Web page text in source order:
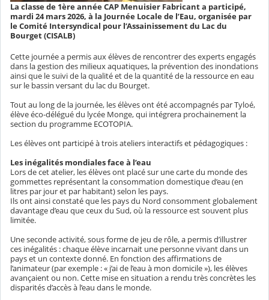
La classe de 1ère année CAP Menuisier Fabricant a participé,
mardi 24 mars 2026, à la Journée Locale de l’Eau, organisée par
le Comité Intersyndical pour l’Assainissement du Lac du
Bourget (CISALB)
Cette journée a permis aux élèves de rencontrer des experts engagés
dans la gestion des milieux aquatiques, la prévention des inondations
ainsi que le suivi de la qualité et de la quantité de la ressource en eau
sur le bassin versant du lac du Bourget.
Tout au long de la journée, les élèves ont été accompagnés par Tyloé,
élève éco-délégué du lycée Monge, qui intégrera prochainement la
section du programme ECOTOPIA.
Les élèves ont participé à trois ateliers interactifs et pédagogiques :
Les inégalités mondiales face à l’eau
Lors de cet atelier, les élèves ont placé sur une carte du monde des
gommettes représentant la consommation domestique d’eau (en
litres par jour et par habitant) selon les pays.
Ils ont ainsi constaté que les pays du Nord consomment globalement
davantage d’eau que ceux du Sud, où la ressource est souvent plus
limitée.
Une seconde activité, sous forme de jeu de rôle, a permis d’illustrer
ces inégalités : chaque élève incarnait une personne vivant dans un
pays et un contexte donné. En fonction des affirmations de
l’animateur (par exemple : « j’ai de l’eau à mon domicile »), les élèves
avançaient ou non. Cette mise en situation a rendu très concrètes les
disparités d’accès à l’eau dans le monde.